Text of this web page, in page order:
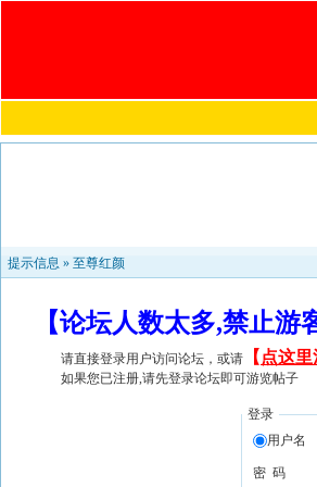
提示信息 » 至尊红颜
【论坛人数太多,禁止
请直接登录用户访问论坛，或请 【 点这里
如果您已注册,请先登录论坛即可游览帖子
登录
用户名
密 码